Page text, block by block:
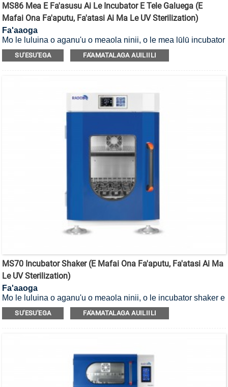
MS86 Mea E Fa'asusu Ai Le Incubator E Tele Galuega (E
Mafai Ona Fa'aputu, Fa'atasi Ai Ma Le UV Sterilization)
Fa'aaoga
Mo le luluina o aganu'u o meaola ninii, o le mea lūlū incubator
e mafai ona fa'amamāina i le UV.
SU'ESU'EGA FA'AMATALAGA AUILIILI
MS70 Incubator Shaker (E Mafai Ona Fa'aputu, Fa'atasi Ai Ma
Le UV Sterilization)
Fa'aaoga
Mo le luluina o aganu'u o meaola ninii, o le incubator shaker e
mafai ona fa'aputu ma fa'amama i le UV.
SU'ESU'EGA FA'AMATALAGA AUILIILI